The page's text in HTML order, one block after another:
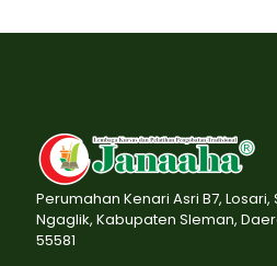
Perumahan Kenari Asri B7, Losari,
Ngaglik, Kabupaten Sleman,
55581